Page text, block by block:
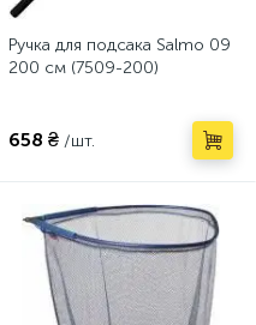
Ручка для подсака Salmo 09
200 см (7509-200)
658 ₴ /шт.